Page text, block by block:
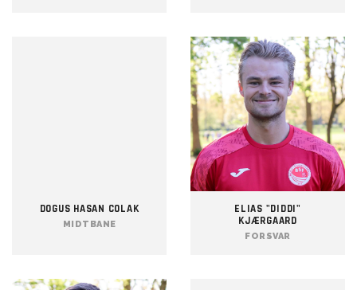
DOGUS HASAN COLAK
MIDTBANE
ELIAS "DIDDI"
KJÆRGAARD
FORSVAR